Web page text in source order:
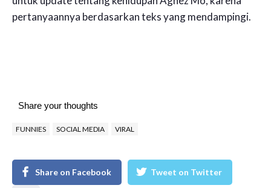
pertanyaannya berdasarkan teks yang mendampingi.
Share your thoughts
FUNNIES SOCIAL MEDIA VIRAL
Share on Facebook Tweet on Twitter